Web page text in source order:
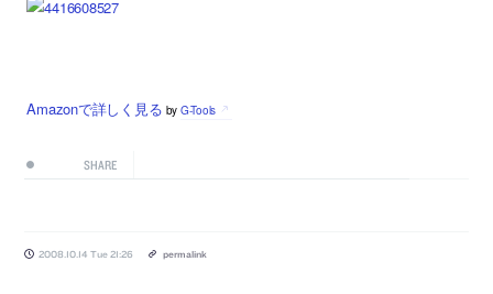
Amazonで詳しく見る by G-Tools
SHARE
2008.10.14 Tue 21:26 permalink